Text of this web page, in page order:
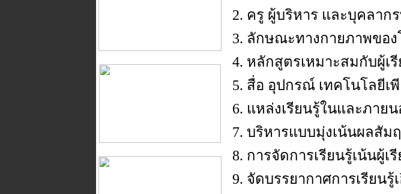
2. ครู ผู้บริหาร และบุคลาก
3. ลักษณะทางกายภาพของ
4. หลักสูตรเหมาะสมกับผู้เ
5. สื่อ อุปกรณ์ เทคโนโลยีเ
6. แหล่งเรียนรู้ในและภาย
7. บริหารแบบมุ่งเน้นผลสัม
8. การจัดการเรียนรู้เน้นผู้
9. จัดบรรยากาศการเรียน